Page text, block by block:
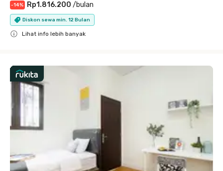
-14% Rp1.816.200 /bulan
Diskon sewa min. 12 Bulan
Lihat info lebih banyak